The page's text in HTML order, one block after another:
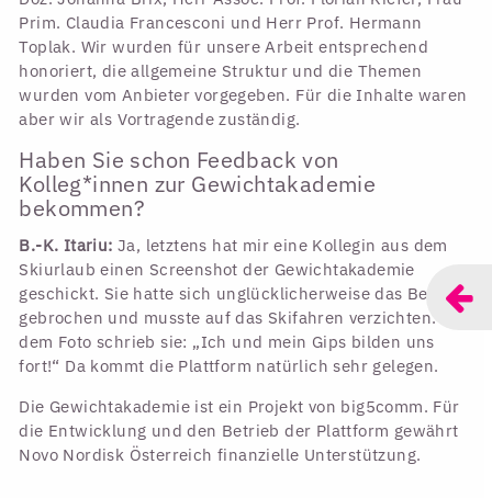
Prim. Claudia Francesconi und Herr Prof. Hermann
Toplak. Wir wurden für unsere Arbeit entsprechend
honoriert, die allgemeine Struktur und die Themen
wurden vom Anbieter vorgegeben. Für die Inhalte waren
aber wir als Vortragende zuständig.
Haben Sie schon Feedback von
Kolleg*innen zur Gewichtakademie
bekommen?
B.-K. Itariu:Ja, letztens hat mir eine Kollegin aus dem
Skiurlaub einen Screenshot der Gewichtakademie
geschickt. Sie hatte sich unglücklicherweise das Bein
gebrochen und musste auf das Skifahren verzichten. Zu
dem Foto schrieb sie: „Ich und mein Gips bilden uns
fort!“ Da kommt die Plattform natürlich sehr gelegen.
Die Gewichtakademie ist ein Projekt von big5comm. Für
die Entwicklung und den Betrieb der Plattform gewährt
Novo Nordisk Österreich finanzielle Unterstützung.